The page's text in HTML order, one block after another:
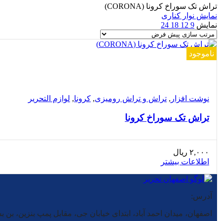
تراش تک سوراخ کرونا (CORONA)
نمایش نوار کناری
نمایش 9
12
18
24
ناموجود
مقایسه
نوشت افزار , تراش و تراش رومیزی, کرونا, لوازم التحریر
تراش تک سوراخ کرونا
۲,۰۰۰ ریال
اطلاعات بیشتر
آدرس:
اصفهان، میدان احمد آباد، ابتدای خیابان جی، مقابل پمپ بنزین، بن بست شماره ۲، فروشگاه